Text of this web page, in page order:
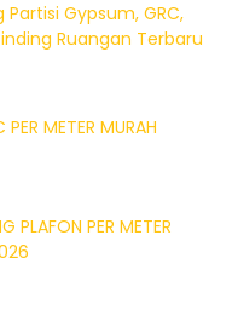
Gypsum, GRC,
Ruangan Terbaru
METER MURAH
PLAFON PER METER